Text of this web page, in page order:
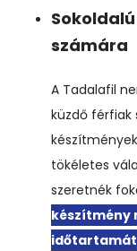
számára
A Tadalafil
küzdő férfiak
tökéletes
szeretnék
készítmény